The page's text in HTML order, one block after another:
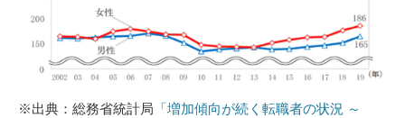
※出典：総務省統計局 「増加傾向が続く転職者の状況 ～